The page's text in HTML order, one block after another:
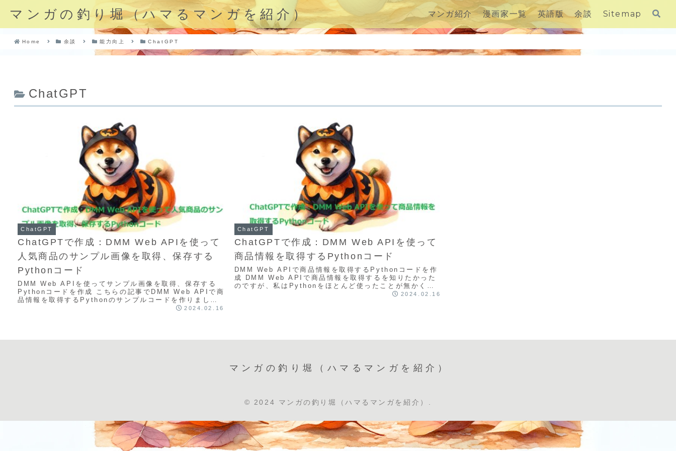
マンガの釣り堀（ハマるマンガを紹介） マンガ紹介 漫画家一覧 英語版 余談 Sitemap
Home 余談 能力向上 ChatGPT
ChatGPT
ChatGPT
ChatGPTで作成：DMM Web APIを使って
人気商品のサンプル画像を取得、保存する
Pythonコード
DMM Web APIを使ってサンプル画像を取得、保存する
Pythonコードを作成 こちらの記事でDMM Web APIで商
品情報を取得するPythonのサンプルコードを作りました
2024.02.16
ChatGPT
ChatGPTで作成：DMM Web APIを使って
商品情報を取得するPythonコード
DMM Web APIで商品情報を取得するPythonコードを作
成 DMM Web APIで商品情報を取得するを知りたかった
のですが、私はPythonをほとんど使ったことが無かく、
2024.02.16
マンガの釣り堀（ハマるマンガを紹介）
© 2024 マンガの釣り堀（ハマるマンガを紹介）.